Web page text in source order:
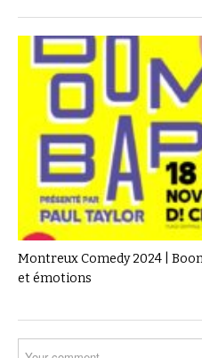
Montreux Comedy 2024 |
et émotions